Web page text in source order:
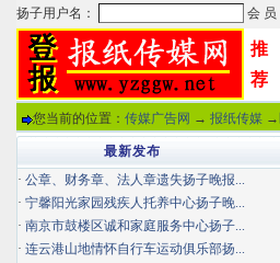
推
荐
您当前的位置： 传媒广告网 → 报纸传媒 →
最新发布
· 公章、财务章、法人章遗失扬子晚报...
· 宁馨阳光家园残疾人托养中心扬子晚...
· 南京市鼓楼区诚和家庭服务中心扬子...
· 连云港山地情怀自行车运动俱乐部扬...